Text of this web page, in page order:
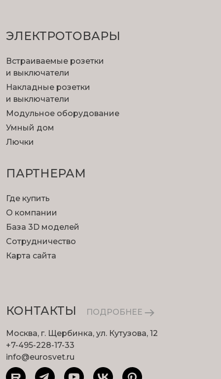
ЭЛЕКТРОТОВАРЫ
Встраиваемые розетки
и выключатели
Накладные розетки
и выключатели
Модульное оборудование
Умный дом
Лючки
ПАРТНЕРАМ
Где купить
О компании
База 3D моделей
Сотрудничество
Карта сайта
КОНТАКТЫ ПОДРОБНЕЕ
Москва, г. Щербинка, ул. Кутузова, 12
+7-495-228-17-33
info@eurosvet.ru